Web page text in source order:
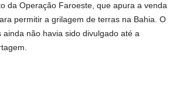
da Operação Faroeste, que apura a venda
permitir a grilagem de terras na Bahia. O
ainda não havia sido divulgado até a